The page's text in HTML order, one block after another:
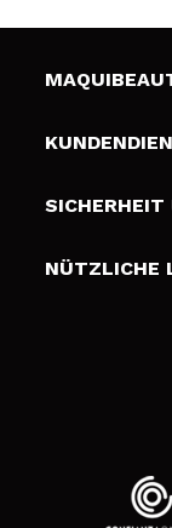
Über uns
Liefer-
Zahlung
SICHERHEIT
NÜTZLICHE